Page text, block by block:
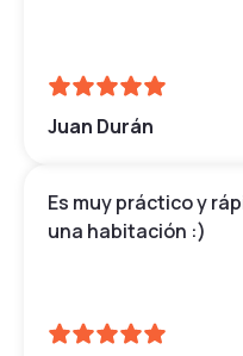
Juan Durán
Es muy práctico y
una habitación :)